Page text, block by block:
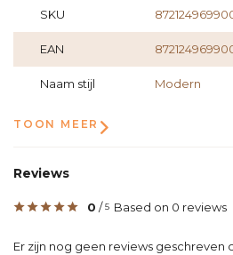
SKU
EAN
Naam stijl Modern
TOON MEER
Reviews
0 /5 Based on 0 reviews
Er zijn nog geen reviews geschreven